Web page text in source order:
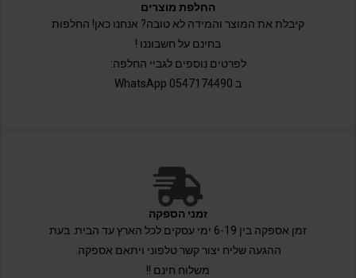
החלפת מוצרים
קיבלת את המוצר והמידה לא טובה? אנחנו כאן! החלפות
בחינם על חשבוננו !
לפרטים נוספים לגביי החלפה:
ב 0547174490 WhatsApp
זמני הספקה
זמן אספקה בין 6-19 ימי עסקים לכל הארץ עד הבית. בעת
ההגעה שליח יצור קשר טלפוני ויתאם אספקה.
משלוח חינם !!